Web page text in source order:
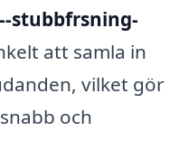
stubbfrsning-
att samla in
vilket gör
och